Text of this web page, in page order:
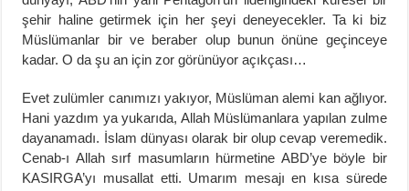
şehir haline getirmek için her şeyi deneyecekler. Ta ki biz
Müslümanlar bir ve beraber olup bunun önüne geçinceye
kadar. O da şu an için zor görünüyor açıkçası…
Evet zulümler canımızı yakıyor, Müslüman alemi kan ağlıyor.
Hani yazdım ya yukarıda, Allah Müslümanlara yapılan zulme
dayanamadı. İslam dünyası olarak bir olup cevap veremedik.
Cenab-ı Allah sırf masumların hürmetine ABD’ye böyle bir
KASIRGA’yı musallat etti. Umarım mesajı en kısa sürede